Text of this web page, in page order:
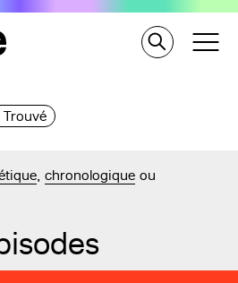
,chronologique ou